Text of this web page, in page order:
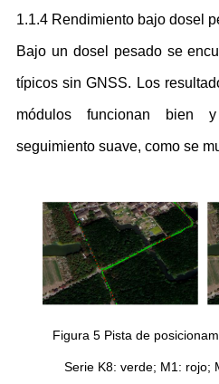
1.1.4 Rendimiento bajo dosel
Bajo un dosel pesado se
típicos sin GNSS. Los
módulos funcionan
seguimiento suave, como se
Figura 5 Pista de
Serie K8: verde; M1: rojo;